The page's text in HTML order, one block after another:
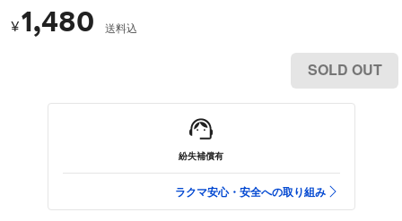
¥1,480 送料込
SOLD OUT
紛失補償有
ラクマ安心・安全への取り組み